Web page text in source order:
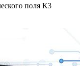
поля К3